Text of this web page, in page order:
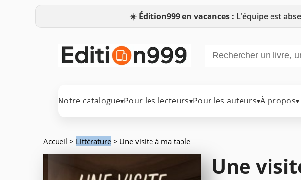
☀️ Édition999 en vacances : L'équipe est
Notre catalogue▾Pour les lecteurs▾Pour les auteurs▾À propos▾
Accueil > Littérature > Une visite à ma table
Une